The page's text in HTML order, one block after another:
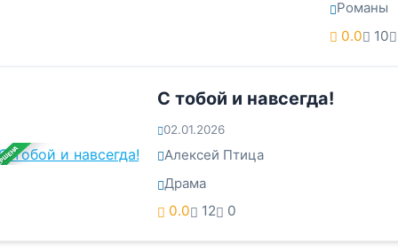
Романы
0.0
10
С тобой и навсегда!
02.01.2026
Алексей Птица
Драма
0.0
12 0